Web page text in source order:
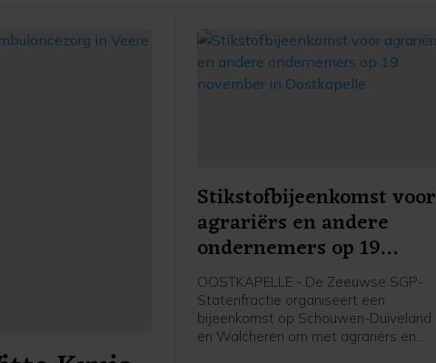
Stikstofbijeenkomst voor
agrariërs en andere
ondernemers op 19
november in Oostkapelle
OOSTKAPELLE - De Zeeuwse SGP-
Statenfractie organiseert een
bijeenkomst op Schouwen-Duiveland
en Walcheren om met agrariërs en